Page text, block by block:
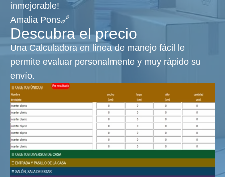
inmejorable!
Amalia Pons🔗
Descubra el precio
Una Calculadora en línea de manejo fácil le
permite evaluar personalmente y muy rápido su
envío.